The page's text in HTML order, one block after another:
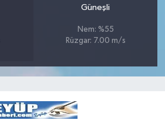
Güneşli
Nem: %55
Rüzgar: 7.00 m/s